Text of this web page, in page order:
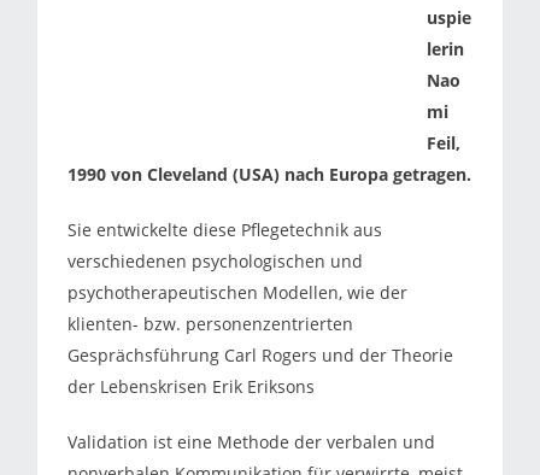
uspie
lerin
Nao
mi
Feil,
1990 von Cleveland (USA) nach Europa getragen.
Sie entwickelte diese Pflegetechnik aus
verschiedenen psychologischen und
psychotherapeutischen Modellen, wie der
klienten- bzw. personenzentrierten
Gesprächsführung Carl Rogers und der Theorie
der Lebenskrisen Erik Eriksons
Validation ist eine Methode der verbalen und